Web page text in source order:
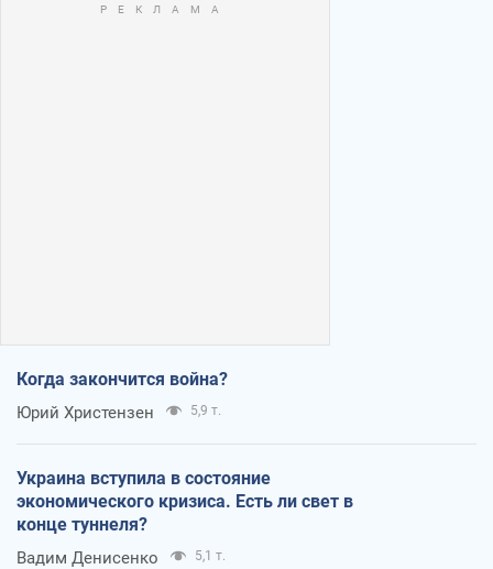
Когда закончится война?
Юрий Христензен 5,9 т.
Украина вступила в состояние
экономического кризиса. Есть ли свет в
конце туннеля?
Вадим Денисенко 5,1 т.